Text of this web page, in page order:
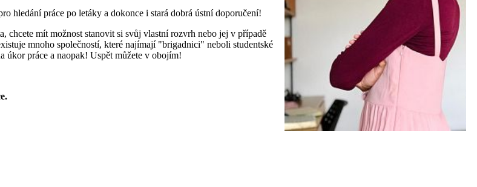
hledání práce po letáky a dokonce i stará dobrá ústní doporučení!
mít možnost stanovit si svůj vlastní rozvrh nebo jej v případě
mnoho společností, které najímají "brigadnici" neboli studentské
úkor práce a naopak! Uspět můžete v obojím!